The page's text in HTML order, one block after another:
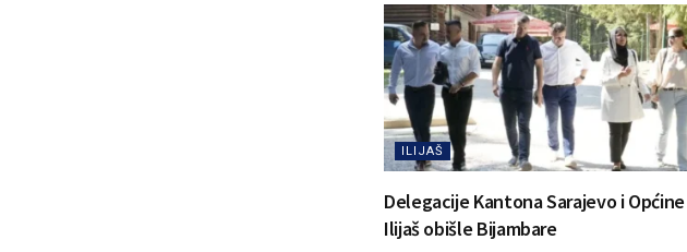
ILIJAŠ
Delegacije Kantona Sarajevo i Općine
Ilijaš obišle Bijambare